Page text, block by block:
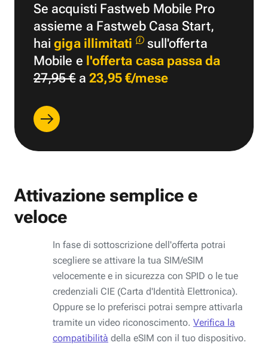
Se acquisti Fastweb Mobile Pro
assieme a Fastweb Casa Start,
haigiga illimitati
sull'offerta
Mobile e l'offerta casa passa da
27,95 €a 23,95 €/mese
Attivazione semplice e
veloce
In fase di sottoscrizione dell'offerta potrai
scegliere se attivare la tua SIM/eSIM
velocemente e in sicurezza con SPID o le tue
credenziali CIE (Carta d'Identità Elettronica).
Oppure se lo preferisci potrai sempre attivarla
tramite un video riconoscimento. Verifica la
compatibilità della eSIM con il tuo dispositivo.